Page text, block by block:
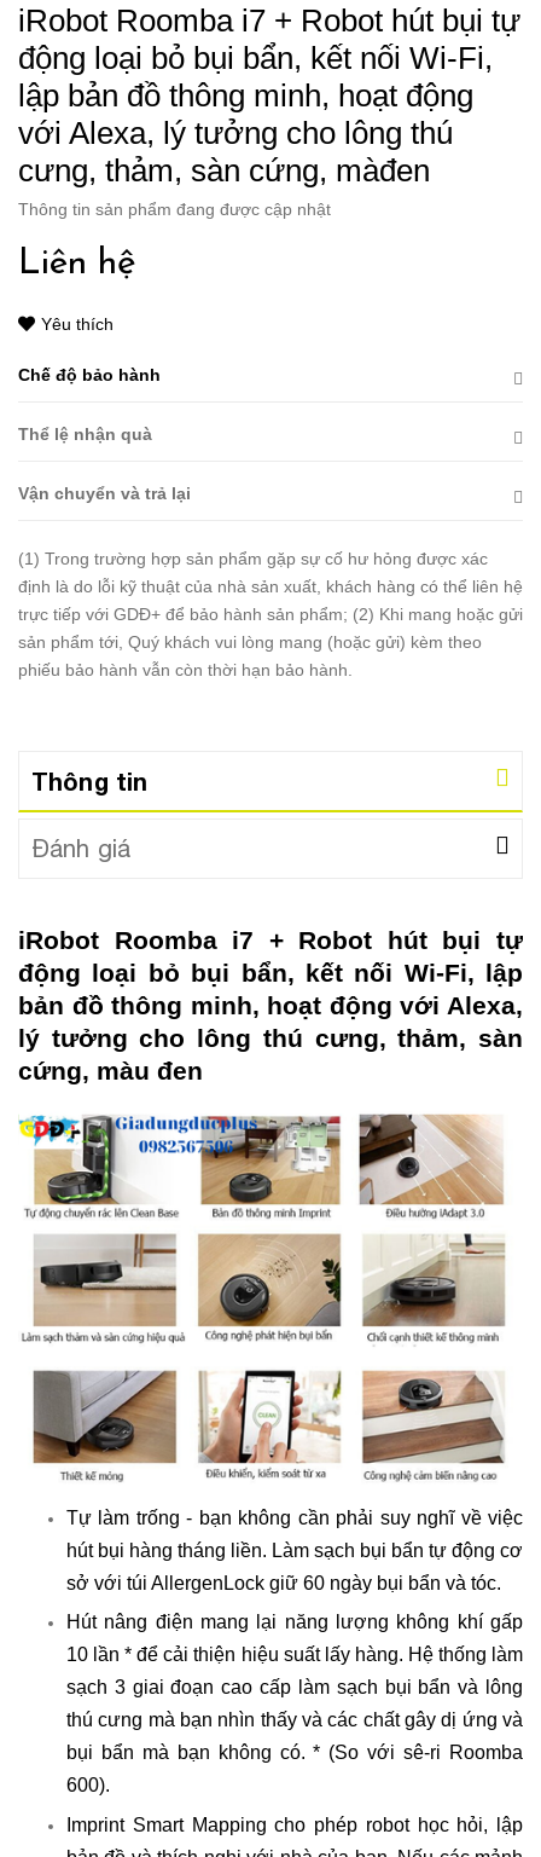
iRobot Roomba i7 + Robot hút bụi tự
động loại bỏ bụi bẩn, kết nối Wi-Fi,
lập bản đồ thông minh, hoạt động
với Alexa, lý tưởng cho lông thú
cưng, thảm, sàn cứng, màđen
Thông tin sản phẩm đang được cập nhật
Liên hệ
Yêu thích
Chế độ bảo hành
Thể lệ nhận quà
Vận chuyển và trả lại
(1) Trong trường hợp sản phẩm gặp sự cố hư hỏng được xác
định là do lỗi kỹ thuật của nhà sản xuất, khách hàng có thể liên hệ
trực tiếp với GDĐ+ để bảo hành sản phẩm; (2) Khi mang hoặc gửi
sản phẩm tới, Quý khách vui lòng mang (hoặc gửi) kèm theo
phiếu bảo hành vẫn còn thời hạn bảo hành.
Thông tin
Đánh giá
iRobot Roomba i7 + Robot hút bụi tự
động loại bỏ bụi bẩn, kết nối Wi-Fi, lập
bản đồ thông minh, hoạt động với Alexa,
lý tưởng cho lông thú cưng, thảm, sàn
cứng, màu đen
Tự làm trống - bạn không cần phải suy nghĩ về việc
hút bụi hàng tháng liền. Làm sạch bụi bẩn tự động cơ
sở với túi AllergenLock giữ 60 ngày bụi bẩn và tóc.
Hút nâng điện mang lại năng lượng không khí gấp
10 lần * để cải thiện hiệu suất lấy hàng. Hệ thống làm
sạch 3 giai đoạn cao cấp làm sạch bụi bẩn và lông
thú cưng mà bạn nhìn thấy và các chất gây dị ứng và
bụi bẩn mà bạn không có. * (So với sê-ri Roomba
600).
Imprint Smart Mapping cho phép robot học hỏi, lập